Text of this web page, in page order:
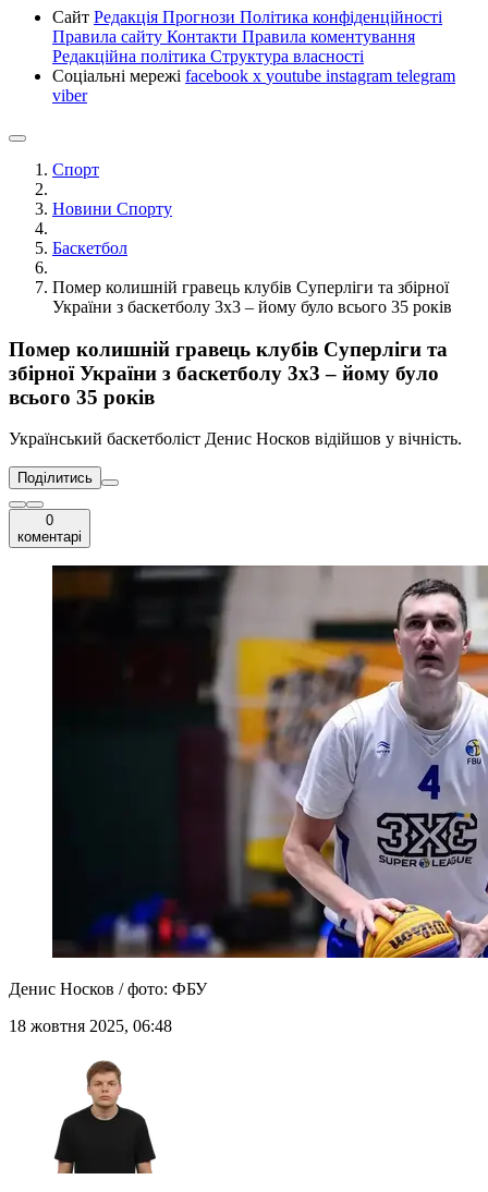
Сайт Редакція Прогнози Політика конфіденційності
Правила сайту Контакти Правила коментування
Редакційна політика Структура власності
Соціальні мережі facebook x youtube instagram telegram
viber
Спорт
Новини Спорту
Баскетбол
Помер колишній гравець клубів Суперліги та збірної
України з баскетболу 3х3 – йому було всього 35 років
Помер колишній гравець клубів Суперліги та
збірної України з баскетболу 3х3 – йому було
всього 35 років
Український баскетболіст Денис Носков відійшов у вічність.
Поділитись
0
коментарі
Денис Носков / фото: ФБУ
18 жовтня 2025, 06:48